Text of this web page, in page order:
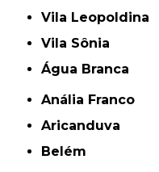
Vila Leopoldina
Vila Sônia
Água Branca
Anália Franco
Aricanduva
Belém